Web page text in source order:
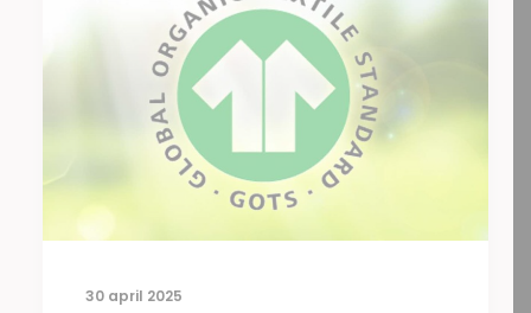
30 april 2025